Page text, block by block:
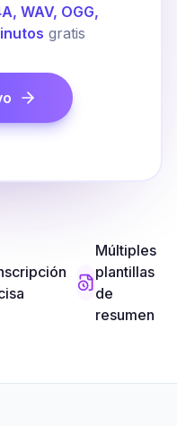
WAV, OGG,
gratis
Múltiples
plantillas
de
resumen